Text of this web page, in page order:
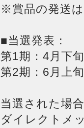
※賞品の発送は
■当選発表：
第1期：4月下
第2期：6月上
当選された場
ダイレクトメ